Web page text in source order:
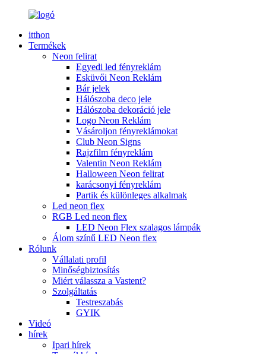
itthon
Termékek
Neon felirat
Egyedi led fényreklám
Esküvői Neon Reklám
Bár jelek
Hálószoba deco jele
Hálószoba dekoráció jele
Logo Neon Reklám
Vásároljon fényreklámokat
Club Neon Signs
Rajzfilm fényreklám
Valentin Neon Reklám
Halloween Neon felirat
karácsonyi fényreklám
Partik és különleges alkalmak
Led neon flex
RGB Led neon flex
LED Neon Flex szalagos lámpák
Álom színű LED Neon flex
Rólunk
Vállalati profil
Minőségbiztosítás
Miért válassza a Vastent?
Szolgáltatás
Testreszabás
GYIK
Videó
hírek
Ipari hírek